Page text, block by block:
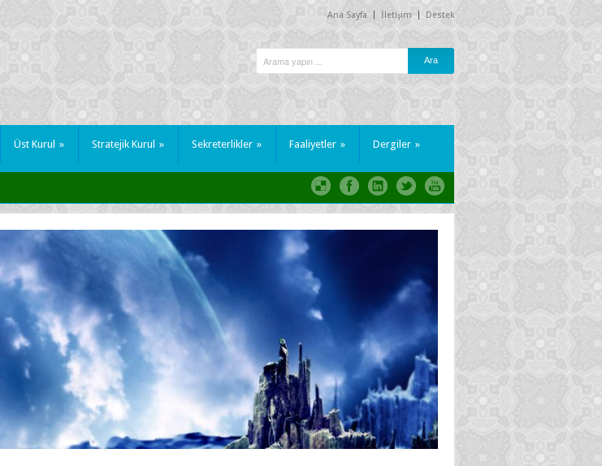
Ana Sayfa İletişim Destek
Üst Kurul » Stratejik Kurul » Sekreterlikler » Faaliyetler » Dergiler »